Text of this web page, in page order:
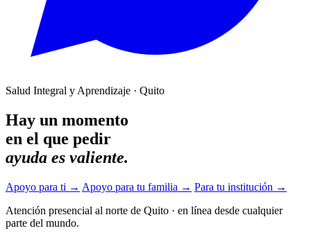
Salud Integral y Aprendizaje · Quito
Hay un momento
en el que pedir
ayuda es valiente.
Apoyo para ti → Apoyo para tu familia → Para tu institución →
Atención presencial al norte de Quito · en línea desde cualquier
parte del mundo.